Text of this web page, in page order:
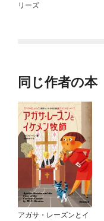
リーズ
同じ作者の本
アガサ・レーズンとイ